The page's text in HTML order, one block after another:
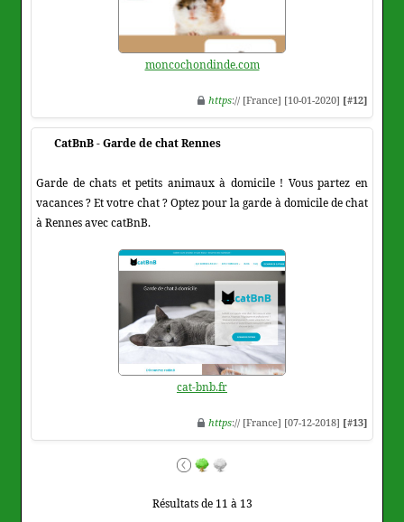
moncochondinde.com
https:// [France] [10-01-2020] [#12]
CatBnB - Garde de chat Rennes
Garde de chats et petits animaux à domicile ! Vous partez en
vacances ? Et votre chat ? Optez pour la garde à domicile de chat
à Rennes avec catBnB.
cat-bnb.fr
https:// [France] [07-12-2018] [#13]
Résultats de 11 à 13